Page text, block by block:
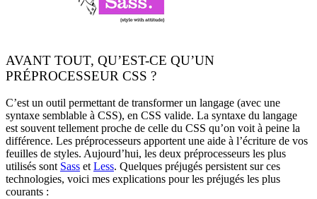
AVANT TOUT, QU’EST-CE QU’UN
PRÉPROCESSEUR CSS ?
C’est un outil permettant de transformer un langage (avec une
syntaxe semblable à CSS), en CSS valide. La syntaxe du langage
est souvent tellement proche de celle du CSS qu’on voit à peine la
différence. Les préprocesseurs apportent une aide à l’écriture de vos
feuilles de styles. Aujourd’hui, les deux préprocesseurs les plus
utilisés sont Sass et Less. Quelques préjugés persistent sur ces
technologies, voici mes explications pour les préjugés les plus
courants :